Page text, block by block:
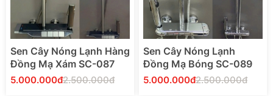
Sen Cây Nóng Lạnh Hàng
Đồng Mạ Xám SC-087
5.000.000đ2.500.000đ
Sen Cây Nóng Lạnh
Đồng Mạ Bóng SC-089
5.000.000đ2.500.000đ